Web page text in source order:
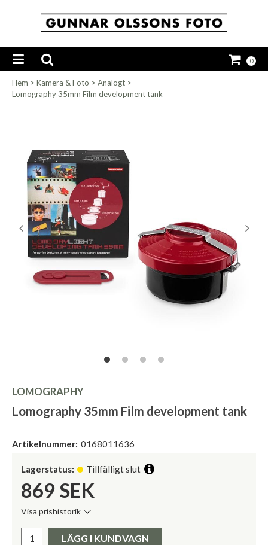
0
Hem > Kamera & Foto > Analogt >
Lomography 35mm Film development tank
LOMOGRAPHY
Lomography 35mm Film development tank
Artikelnummer: 0168011636
Lagerstatus: Tillfälligt slut
869 SEK
Visa prishistorik
Pris:
LÄGG I KUNDVAGN